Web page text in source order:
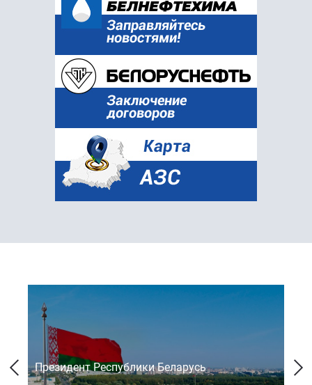
Президент Республики Беларусь